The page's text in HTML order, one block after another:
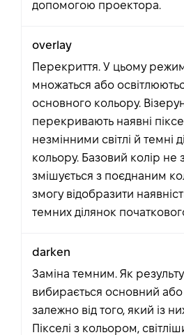
допомогою проектора.
overlay
Перекриття. У цьому
множаться або
основного кольору.
перекривають наявні
незмінними світлі й темні
кольору. Базовий колір не
змішується з поєднаним
змогу відобразити
темних ділянок
darken
Заміна темним. Як
вибирається основний
залежно від того, який із
Пікселі з кольором,